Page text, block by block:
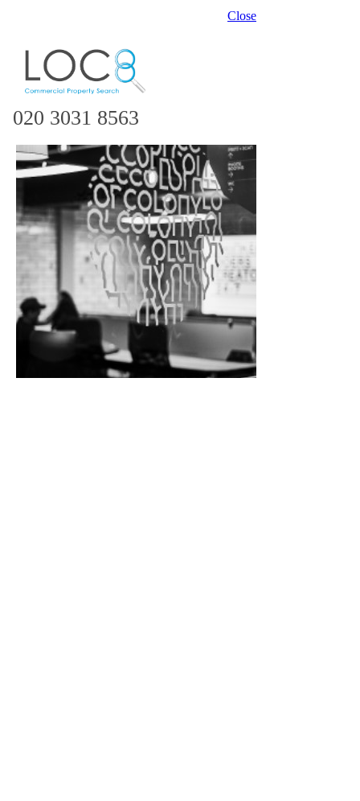
Close
020 3031 8563